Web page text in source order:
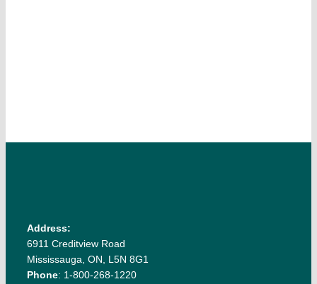
Address:
6911 Creditview Road
Mississauga, ON, L5N 8G1
Phone: 1-800-268-1220